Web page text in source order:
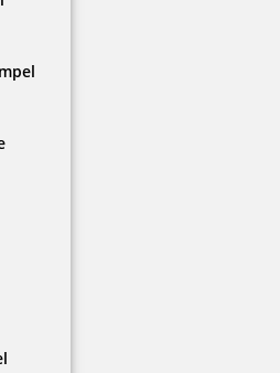
bis 4 Zeilen Text